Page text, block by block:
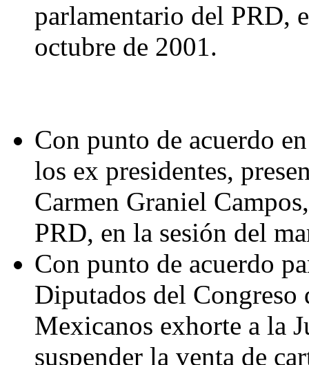
parlamentario del PRD,
octubre de 2001.
Con punto de acuerdo
los ex presidentes,
Carmen Graniel
PRD, en la sesión del
Con punto de acuerdo
Diputados del Congreso
Mexicanos exhorte a la
suspender la venta de